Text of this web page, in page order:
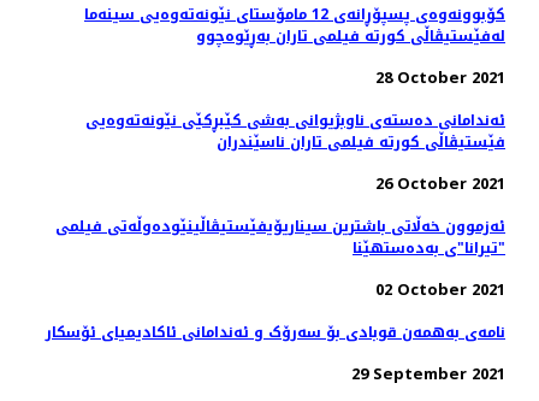
کۆبوونه‌وه‌ی پسپۆڕانه‌ی 12 مامۆستای نێونه‌ته‌وه‌یی سینه‌ما
له‌فێستیڤاڵی کورته‌ فیلمی تاران به‌ڕێوه‌چوو
28 October 2021
ئه‌ندامانی ده‌سته‌ی ناوبژیوانی به‌شی کێبڕکێی نێونه‌ته‌وه‌یی
فێستیڤاڵی کورته‌ فیلمی تاران ناسێندران
26 October 2021
ئەزموون خەڵاتی باشترین سیناریۆیفێستیڤاڵینێوده‌وڵه‌تی فیلمی
"تیرانا"ی به‌ده‌ستهێنا
02 October 2021
نامه‌ی به‌همه‌ن قوبادی بۆ سه‌رۆک و ئه‌ندامانی ئاکادیمیای ئۆسکار
29 September 2021